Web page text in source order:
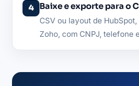
Baixe e exporte para o
CSV ou layout de
Zoho, com CNPJ, telefone